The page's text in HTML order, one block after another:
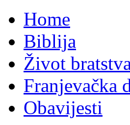
Home
Biblija
Život
Franjevačka
Obavijesti